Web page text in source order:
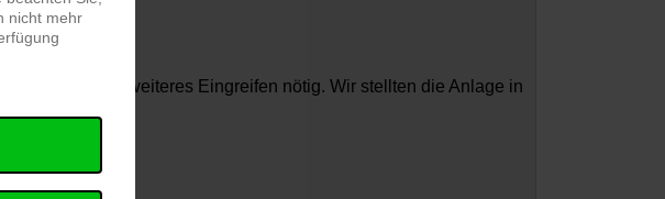
war kein weiteres Eingreifen nötig. Wir stellten die Anlage in
nicht mehr